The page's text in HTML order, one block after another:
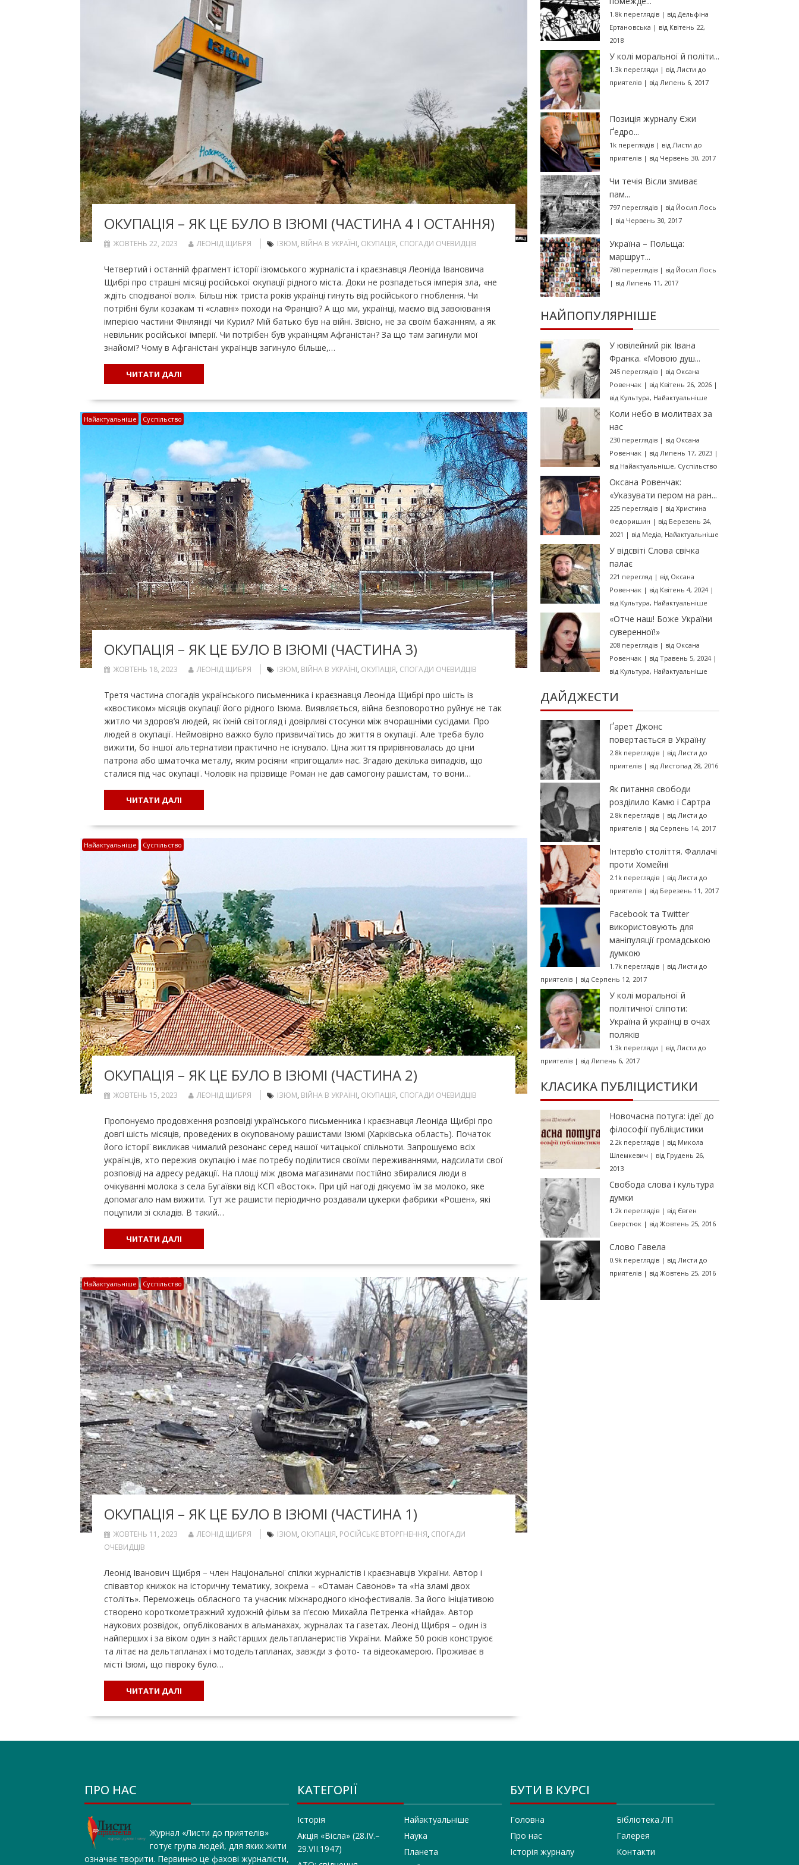
ОКУПАЦІЯ – ЯК ЦЕ БУЛО В ІЗЮМІ (ЧАСТИНА 4 І ОСТАННЯ)
ЖОВТЕНЬ 22, 2023 ЛЕОНІД ЩИБРЯ ІЗЮМ, ВІЙНА В УКРАЇНІ, ОКУПАЦІЯ, СПОГАДИ ОЧЕВИДЦІВ
Четвертий і останній фрагмент історії ізюмського журналіста і краєзнавця Леоніда Івановича
Щибрі про страшні місяці російської окупації рідного міста. Доки не розпадеться імперія зла, «не
ждіть сподіваної волі». Більш ніж триста років українці гинуть від російського гноблення. Чи
потрібні були козакам ті «славні» походи на Францію? А що ми, українці, маємо від завоювання
імперією частини Фінляндії чи Курил? Мій батько був на війні. Звісно, не за своїм бажанням, а як
невільник російської імперії. Чи потрібен був українцям Афганістан? За що там загинули мої
знайомі? Чому в Афганістані українців загинуло більше,…
ЧИТАТИ ДАЛІ
Найактуальніше Суспільство
ОКУПАЦІЯ – ЯК ЦЕ БУЛО В ІЗЮМІ (ЧАСТИНА 3)
ЖОВТЕНЬ 18, 2023 ЛЕОНІД ЩИБРЯ ІЗЮМ, ВІЙНА В УКРАЇНІ, ОКУПАЦІЯ, СПОГАДИ ОЧЕВИДЦІВ
Третя частина спогадів українського письменника і краєзнавця Леоніда Щибрі про шість із
«хвостиком» місяців окупації його рідного Ізюма. Виявляється, війна безповоротно руйнує не так
житло чи здоров’я людей, як їхній світогляд і довірливі стосунки між вчорашніми сусідами. Про
людей в окупації. Неймовірно важко було призвичаїтись до життя в окупації. Але треба було
вижити, бо іншої альтернативи практично не існувало. Ціна життя прирівнювалась до ціни
патрона або шматочка металу, яким росіяни «пригощали» нас. Згадаю декілька випадків, що
сталися під час окупації. Чоловік на прізвище Роман не дав самогону рашистам, то вони…
ЧИТАТИ ДАЛІ
Найактуальніше Суспільство
ОКУПАЦІЯ – ЯК ЦЕ БУЛО В ІЗЮМІ (ЧАСТИНА 2)
ЖОВТЕНЬ 15, 2023 ЛЕОНІД ЩИБРЯ ІЗЮМ, ВІЙНА В УКРАЇНІ, ОКУПАЦІЯ, СПОГАДИ ОЧЕВИДЦІВ
Пропонуємо продовження розповіді українського письменника і краєзнавця Леоніда Щибрі про
довгі шість місяців, проведених в окупованому рашистами Ізюмі (Харківська область). Початок
його історії викликав чималий резонанс серед нашої читацької спільноти. Запрошуємо всіх
українців, хто пережив окупацію і має потребу поділитися своїми переживаннями, надсилати свої
розповіді на адресу редакції. На площі між двома магазинами постійно збиралися люди в
очікуванні молока з села Бугаївки від КСП «Восток». При цій нагоді дякуємо їм за молоко, яке
допомагало нам вижити. Тут же рашисти періодично роздавали цукерки фабрики «Рошен», які
поцупили зі складів. В такий…
ЧИТАТИ ДАЛІ
Найактуальніше Суспільство
ОКУПАЦІЯ – ЯК ЦЕ БУЛО В ІЗЮМІ (ЧАСТИНА 1)
ЖОВТЕНЬ 11, 2023 ЛЕОНІД ЩИБРЯ ІЗЮМ, ОКУПАЦІЯ, РОСІЙСЬКЕ ВТОРГНЕННЯ, СПОГАДИ
ОЧЕВИДЦІВ
Леонід Іванович Щибря – член Національної спілки журналістів і краєзнавців України. Автор і
співавтор книжок на історичну тематику, зокрема – «Отаман Савонов» та «На зламі двох
століть». Переможець обласного та учасник міжнародного кінофестивалів. За його ініціативою
створено короткометражний художній фільм за п’єсою Михайла Петренка «Найда». Автор
наукових розвідок, опублікованих в альманахах, журналах та газетах. Леонід Щибря – один із
найперших і за віком один з найстарших дельтапланеристів України. Майже 50 років конструює
та літає на дельтапланах і мотодельтапланах, завжди з фото- та відеокамерою. Проживає в
місті Ізюмі, що півроку було…
ЧИТАТИ ДАЛІ
1.8k переглядів| від Дельфіна
Ертановська | від Квітень 22,
2018
У колі моральної й політи...
1.3k перегляди | від Листи до
приятелів| від Липень 6, 2017
Позиція журналу Єжи
Ґедро...
1k переглядів| від Листи до
приятелів| від Червень 30, 2017
Чи течія Вісли змиває
пам...
797 переглядів| від Йосип Лось
| від Червень 30, 2017
Україна – Польща:
маршрут...
780 переглядів| від Йосип Лось
| від Липень 11, 2017
НАЙПОПУЛЯРНІШЕ
У ювілейний рік Івана
Франка. «Мовою душ...
245 переглядів| від Оксана
Ровенчак| від Квітень 26, 2026|
від Культура, Найактуальніше
Коли небо в молитвах за
нас
230 переглядів| від Оксана
Ровенчак| від Липень 17, 2023|
від Найактуальніше, Суспільство
Оксана Ровенчак:
«Указувати пером на ран...
225 переглядів| від Христина
Федоришин | від Березень 24,
2021 | від Медіа, Найактуальніше
У відсвіті Слова свічка
палає
221 перегляд| від Оксана
Ровенчак| від Квітень 4, 2024|
від Культура, Найактуальніше
«Отче наш! Боже України
суверенної!»
208 переглядів| від Оксана
Ровенчак| від Травень 5, 2024|
від Культура, Найактуальніше
ДАЙДЖЕСТИ
Ґарет Джонс
повертається в Україну
2.8k переглядів| від Листи до
приятелів| від Листопад 28, 2016
Як питання свободи
розділило Камю і Сартра
2.8k переглядів| від Листи до
приятелів| від Серпень 14, 2017
Інтерв’ю століття. Фаллачі
проти Хомейні
2.1k переглядів| від Листи до
приятелів| від Березень 11, 2017
Facebook та Twitter
використовують для
маніпуляції громадською
думкою
1.7k переглядів| від Листи до
приятелів| від Серпень 12, 2017
У колі моральної й
політичної сліпоти:
Україна й українці в очах
поляків
1.3k перегляди | від Листи до
приятелів| від Липень 6, 2017
КЛАСИКА ПУБЛІЦИСТИКИ
Новочасна потуга: ідеї до
філософії публіцистики
2.2k переглядів| від Микола
Шлемкевич | від Грудень 26,
2013
Свобода слова і культура
думки
1.2k переглядів| від Євген
Сверстюк| від Жовтень 25, 2016
Слово Гавела
0.9k переглядів| від Листи до
приятелів| від Жовтень 25, 2016
ПРО НАС
Журнал «Листи до приятелів»
готує група людей, для яких жити
означає творити. Первинно це фахові журналісти,
КАТЕГОРІЇ
Історія
Акція «Вісла» (28.IV.–
29.VII.1947)
Найактуальніше
Наука
Планета
БУТИ В КУРСІ
Головна
Про нас
Історія журналу
Бібліотека ЛП
Галерея
Контакти